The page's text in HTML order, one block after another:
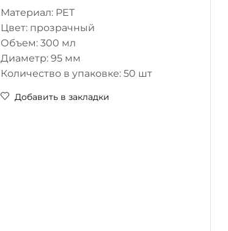
Материал: PET
Цвет: прозрачный
Объем: 300 мл
Диаметр: 95 мм
Количество в упаковке: 50 шт
Добавить в закладки